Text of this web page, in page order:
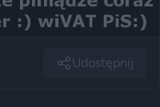
Udostępnij